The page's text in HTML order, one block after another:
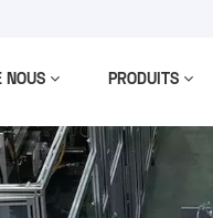
NOUS PRODUITS